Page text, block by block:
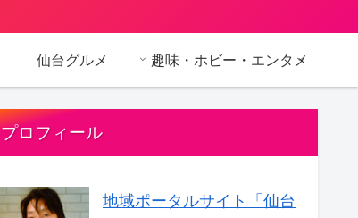
仙台グルメ 趣味・ホビー・エンタメ
プロフィール
地域ポータルサイト「仙台